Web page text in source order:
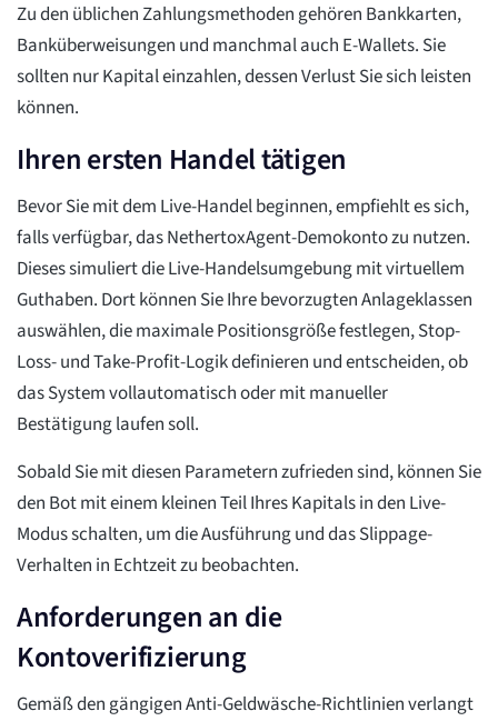
Zu den üblichen Zahlungsmethoden gehören Bankkarten,
Banküberweisungen und manchmal auch E-Wallets. Sie
sollten nur Kapital einzahlen, dessen Verlust Sie sich leisten
können.
Ihren ersten Handel tätigen
Bevor Sie mit dem Live-Handel beginnen, empfiehlt es sich,
falls verfügbar, das NethertoxAgent-Demokonto zu nutzen.
Dieses simuliert die Live-Handelsumgebung mit virtuellem
Guthaben. Dort können Sie Ihre bevorzugten Anlageklassen
auswählen, die maximale Positionsgröße festlegen, Stop-
Loss- und Take-Profit-Logik definieren und entscheiden, ob
das System vollautomatisch oder mit manueller
Bestätigung laufen soll.
Sobald Sie mit diesen Parametern zufrieden sind, können Sie
den Bot mit einem kleinen Teil Ihres Kapitals in den Live-
Modus schalten, um die Ausführung und das Slippage-
Verhalten in Echtzeit zu beobachten.
Anforderungen an die
Kontoverifizierung
Gemäß den gängigen Anti-Geldwäsche-Richtlinien verlangt